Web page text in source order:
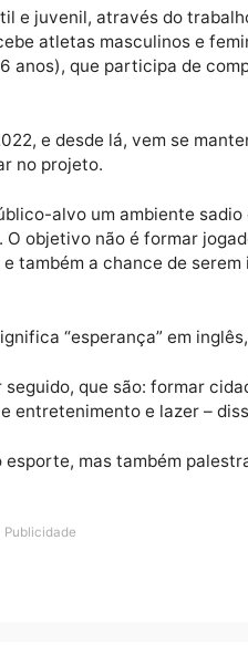
o ex-jogador, não há
e juvenil, através
recebe atletas
de 16 anos), que
2022, e desde lá, vem
O objetivo não é
e também a chance
e entretenimento e